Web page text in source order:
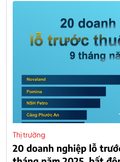
Thị trường
20 doanh nghiệp lỗ